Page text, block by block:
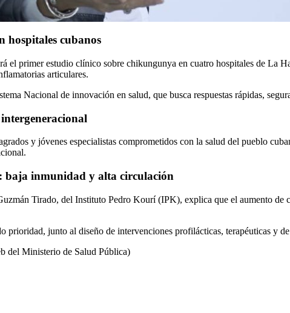
hospitales cubanos
el primer estudio clínico sobre chikungunya en cuatro hospitales de La
articulares.
Nacional de innovación en salud, que busca respuestas rápidas,
y jóvenes especialistas comprometidos con la salud del pueblo
baja inmunidad y alta circulación
Tirado, del Instituto Pedro Kourí (IPK), explica que el aumento
prioridad, junto al diseño de intervenciones profilácticas, terapéuticas y
del Ministerio de Salud Pública)